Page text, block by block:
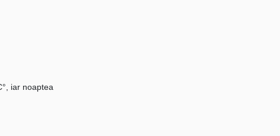
iar noaptea